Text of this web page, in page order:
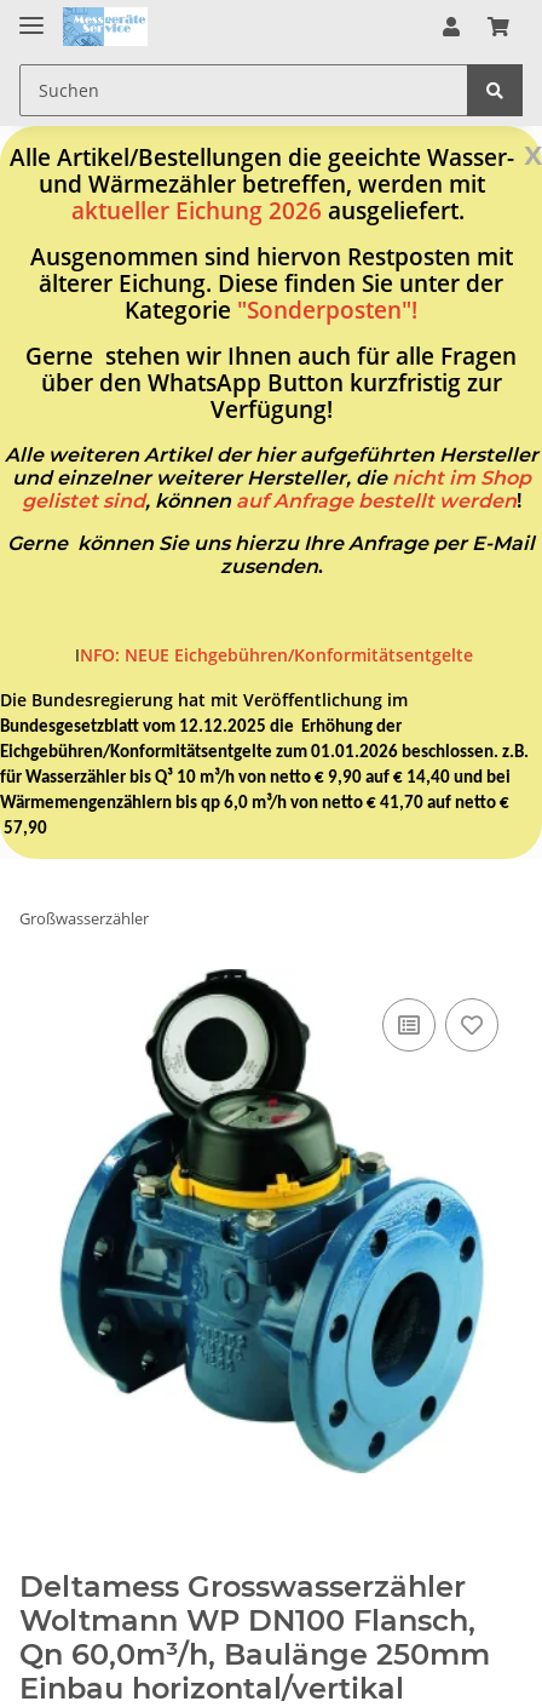
x
Alle Artikel/Bestellungen die geeichte Wasser-
und Wärmezähler betreffen, werden mit
aktueller Eichung 2026 ausgeliefert.
Ausgenommen sind hiervon Restposten mit
älterer Eichung. Diese finden Sie unter der
Kategorie "Sonderposten"!
Gerne stehen wir Ihnen auch für alle Fragen
über den WhatsApp Button kurzfristig zur
Verfügung!
Alle weiteren Artikel der hier aufgeführten Hersteller
und einzelner weiterer Hersteller, die nicht im Shop
gelistet sind, können auf Anfrage bestellt werden!
Gerne können Sie uns hierzu Ihre Anfrage per E-Mail
zusenden.
INFO: NEUE Eichgebühren/Konformitätsentgelte
Die Bundesregierung hat mit Veröffentlichung im
Bundesgesetzblatt vom 12.12.2025 die Erhöhung der
Eichgebühren/Konformitätsentgelte zum 01.01.2026 beschlossen. z.B.
für Wasserzähler bis Q³ 10 m³/h von netto € 9,90 auf € 14,40 und bei
Wärmemengenzählern bis qp 6,0 m³/h von netto € 41,70 auf netto €
57,90
Großwasserzähler
Deltamess Grosswasserzähler
Woltmann WP DN100 Flansch,
Qn 60,0m³/h, Baulänge 250mm
Einbau horizontal/vertikal